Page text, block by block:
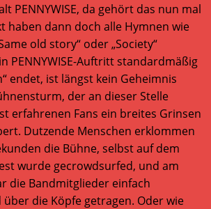
PENNYWISE, da gehört das nun mal
haben dann doch alle Hymnen wie
old story“ oder „Society“
PENNYWISE-Auftritt standardmäßig
endet, ist längst kein Geheimnis
der an dieser Stelle
erfahrenen Fans ein breites Grinsen
Dutzende Menschen erklommen
die Bühne, selbst auf dem
wurde gecrowdsurfed, und am
die Bandmitglieder einfach
die Köpfe getragen. Oder wie